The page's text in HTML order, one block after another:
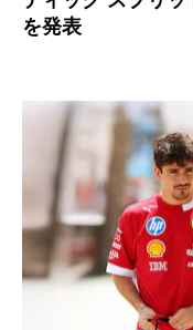
を発表
Introducing: リシャ
ーとともに新作リミ
ルクレール”をひっそ